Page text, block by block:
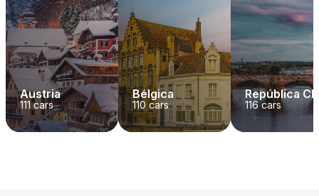
Austria
111cars
Bélgica
110 cars
República
116cars